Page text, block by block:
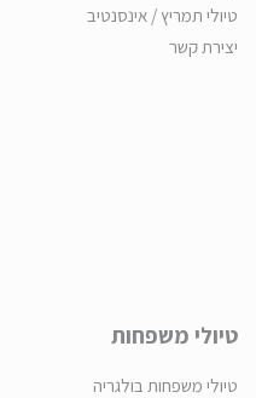
טיולי תמריץ / אינסנטיב
יצירת קשר
טיולי משפחות
טיולי משפחות בולגריה